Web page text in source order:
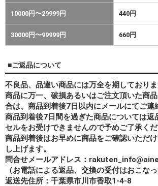
10000円〜29999円 440円
30000円〜99999円 660円
■ご返品について
不良品、品違い商品には万全を期しており
商品に万一、破損あるいはご注文頂いた商
合は、商品到着後7日以内にメールにてご連
商品到着後7日間を過ぎた商品については返
セルをお受けできませんので予めご了承くだ
商品到着後はお早めに商品をご確認いただ
し上げます。
問合せメールアドレス：
（お電話による返品、交換の受付はおこな
返送先住所：千葉県市川市香取1-4-8